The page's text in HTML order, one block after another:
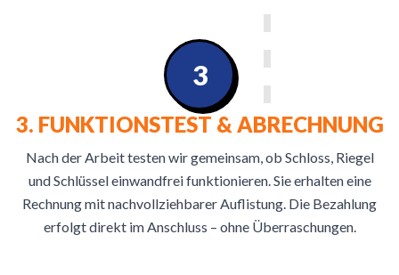
3. FUNKTIONSTEST & ABRECHNUNG
Nach der Arbeit testen wir gemeinsam, ob Schloss, Riegel
und Schlüssel einwandfrei funktionieren. Sie erhalten eine
Rechnung mit nachvollziehbarer Auflistung. Die Bezahlung
erfolgt direkt im Anschluss – ohne Überraschungen.
3